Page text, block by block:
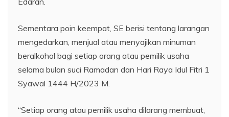
Sementara poin keempat, SE berisi tentang larangan
mengedarkan, menjual atau menyajikan minuman
beralkohol bagi setiap orang atau pemilik usaha
selama bulan suci Ramadan dan Hari Raya Idul Fitri 1
Syawal 1444 H/2023 M.
“Setiap orang atau pemilik usaha dilarang membuat,